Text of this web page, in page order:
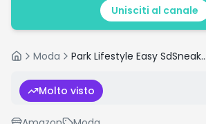
Unisciti al canale
HomeModa Park Lifestyle Easy SdSneaker Unisex, Clyde Royal Puma Bianco
Molto visto